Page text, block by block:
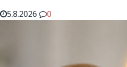
5.8.2026
0